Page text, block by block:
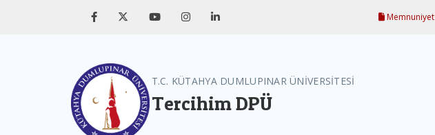
T.C. KÜTAHYA DUMLUPINAR ÜNİVERSİTESİ
Tercihim DPÜ